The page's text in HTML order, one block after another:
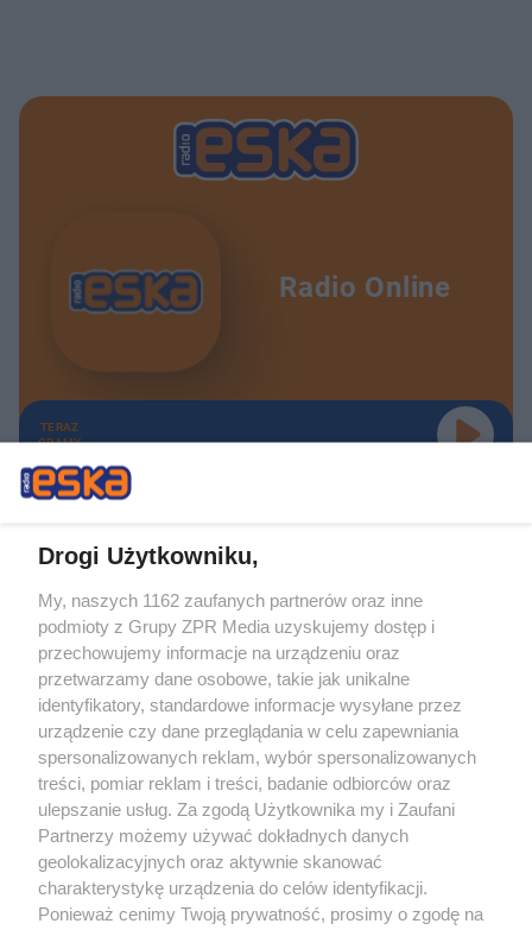
Radio Online
TERAZ
GRAMY
Żaden utwór zamieszczony w serwisie nie może być powielany i
rozpowszechniany lub dalej rozpowszechniany w jakikolwiek sposób (w
tym także elektroniczny lub mechaniczny) na jakimkolwiek polu
eksploatacji w jakiejkolwiek formie, włącznie z umieszczaniem w Internecie
bez pisemnej zgody właściciela praw. Jakiekolwiek użycie lub
wykorzystanie utworów w całości lub w części z naruszeniem prawa, tzn.
bez właściwej zgody, jest zabronione pod groźbą kary i może być ścigane
prawnie.
O nas
Drogi Użytkowniku,
My, naszych 1162 zaufanych partnerów oraz inne
podmioty z Grupy ZPR Media uzyskujemy dostęp i
przechowujemy informacje na urządzeniu oraz
przetwarzamy dane osobowe, takie jak unikalne
identyfikatory, standardowe informacje wysyłane przez
urządzenie czy dane przeglądania w celu zapewniania
spersonalizowanych reklam, wybór spersonalizowanych
treści, pomiar reklam i treści, badanie odbiorców oraz
ulepszanie usług. Za zgodą Użytkownika my i Zaufani
Partnerzy możemy używać dokładnych danych
geolokalizacyjnych oraz aktywnie skanować
charakterystykę urządzenia do celów identyfikacji.
Ponieważ cenimy Twoją prywatność, prosimy o zgodę na